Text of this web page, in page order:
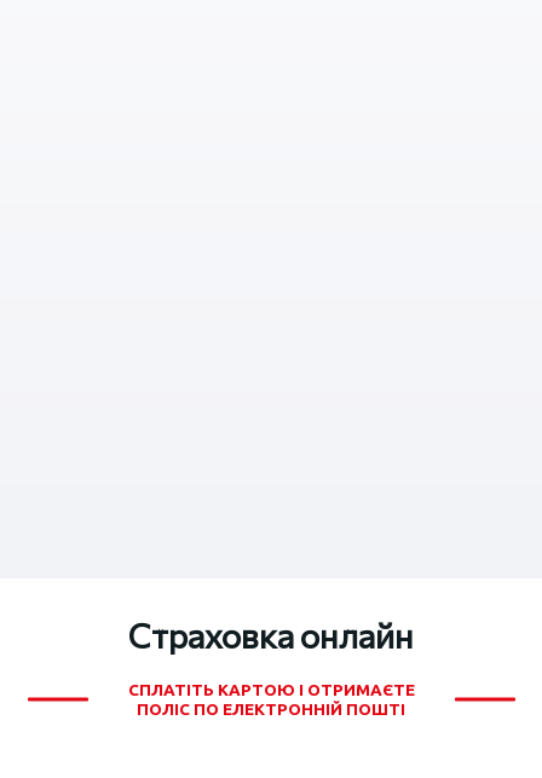
Страховка онлайн
СПЛАТІТЬ КАРТОЮ І ОТРИМАЄТЕ
ПОЛІС ПО ЕЛЕКТРОННІЙ ПОШТІ